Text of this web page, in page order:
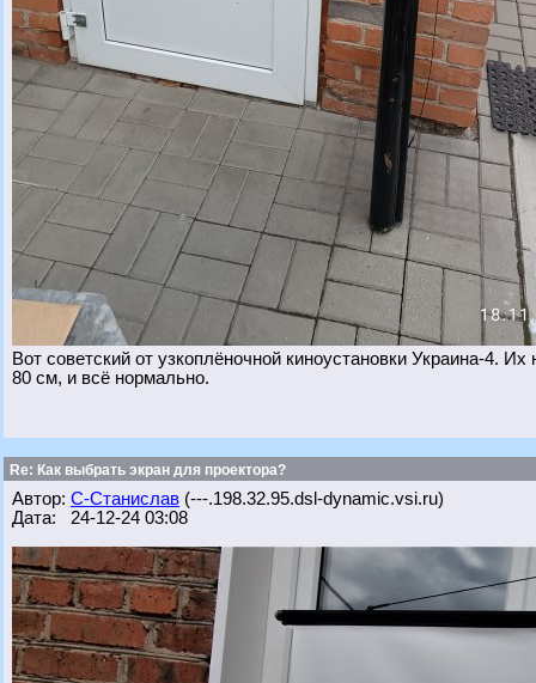
Вот советский от узкоплёночной киноустановки Украина-4.
80 см, и всё нормально.
Re: Как выбрать экран для проектора?
Автор: С-Станислав (---.198.32.95.dsl-dynamic.vsi.ru)
Дата: 24-12-24 03:08